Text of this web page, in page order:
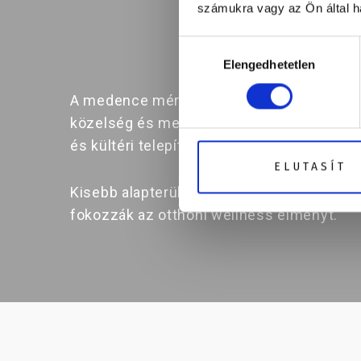
számukra vagy az Ön által
kiválasztásaElengedhetetlen
ELUTASÍT
Kinek
A medence méretének meghatározása
közelség és meghitt jakuzzizásra
és kültéri telepítésre egyaránt
Kisebb alapterületük ellenére
fokozzák az otthoni wellness élményt.